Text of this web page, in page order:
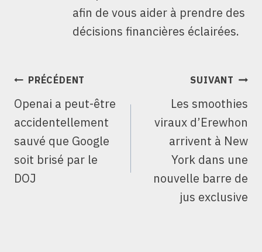
afin de vous aider à prendre des
décisions financières éclairées.
NAVIGATION
L’ARTICLE
PRÉCÉDENT
Openai a peut-être
accidentellement
sauvé que Google
soit brisé par le
DOJ
SUIVANT
Les smoothies
viraux d’Erewhon
arrivent à New
York dans une
nouvelle barre de
jus exclusive